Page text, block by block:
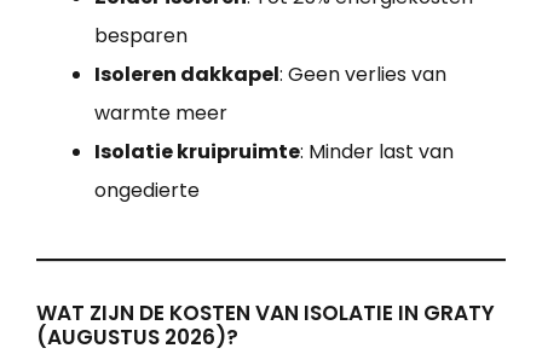
besparen
Isoleren dakkapel: Geen verlies van
warmte meer
Isolatie kruipruimte: Minder last van
ongedierte
WAT ZIJN DE KOSTEN VAN ISOLATIE IN GRATY
(AUGUSTUS 2026)?